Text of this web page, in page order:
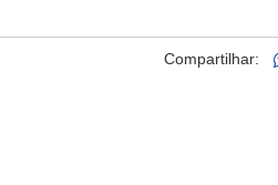
Compartilhar: